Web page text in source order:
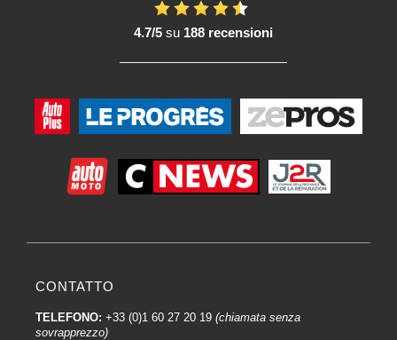
4.7/5su 188 recensioni
CONTATTO
TELEFONO: +33 (0)1 60 27 20 19 (chiamata senza
sovrapprezzo)